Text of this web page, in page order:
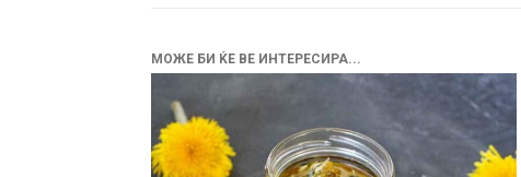
МОЖЕ БИ ЌЕ ВЕ ИНТЕРЕСИРА...